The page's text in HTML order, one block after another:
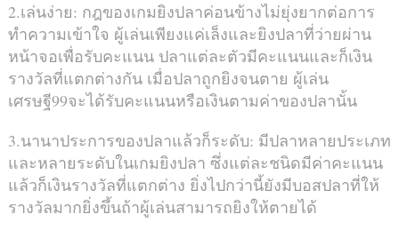
2.เล่นง่าย: กฎของเกมยิงปลาค่อนข้างไม่ยุ่งยากต่อการ
ทำความเข้าใจ ผู้เล่นเพียงแค่เล็งและยิงปลาที่ว่ายผ่าน
หน้าจอเพื่อรับคะแนน ปลาแต่ละตัวมีคะแนนและก็เงิน
รางวัลที่แตกต่างกัน เมื่อปลาถูกยิงจนตาย ผู้เล่น
เศรษฐี99จะได้รับคะแนนหรือเงินตามค่าของปลานั้น
3.นานาประการของปลาแล้วก็ระดับ: มีปลาหลายประเภท
และหลายระดับในเกมยิงปลา ซึ่งแต่ละชนิดมีค่าคะแนน
แล้วก็เงินรางวัลที่แตกต่าง ยิ่งไปกว่านี้ยังมีบอสปลาที่ให้
รางวัลมากยิ่งขึ้นถ้าผู้เล่นสามารถยิงให้ตายได้